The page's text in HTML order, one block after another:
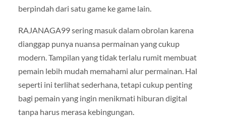
berpindah dari satu game ke game lain.
RAJANAGA99 sering masuk dalam obrolan karena
dianggap punya nuansa permainan yang cukup
modern. Tampilan yang tidak terlalu rumit membuat
pemain lebih mudah memahami alur permainan. Hal
seperti ini terlihat sederhana, tetapi cukup penting
bagi pemain yang ingin menikmati hiburan digital
tanpa harus merasa kebingungan.